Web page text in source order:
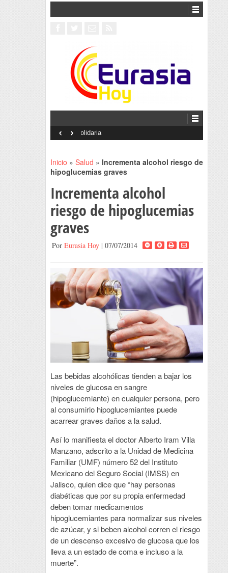
Interventionism estatal
‹ ›
Inicio » Salud » Incrementa alcohol riesgo de
hipoglucemias graves
Incrementa alcohol
riesgo de hipoglucemias
graves
Por Eurasia Hoy| 07/07/2014
Las bebidas alcohólicas tienden a bajar los
niveles de glucosa en sangre
(hipoglucemiante) en cualquier persona, pero
al consumirlo hipoglucemiantes puede
acarrear graves daños a la salud.
Así lo manifiesta el doctor Alberto Iram Villa
Manzano, adscrito a la Unidad de Medicina
Familiar (UMF) número 52 del Instituto
Mexicano del Seguro Social (IMSS) en
Jalisco, quien dice que “hay personas
diabéticas que por su propia enfermedad
deben tomar medicamentos
hipoglucemiantes para normalizar sus niveles
de azúcar, y si beben alcohol corren el riesgo
de un descenso excesivo de glucosa que los
lleva a un estado de coma e incluso a la
muerte”.